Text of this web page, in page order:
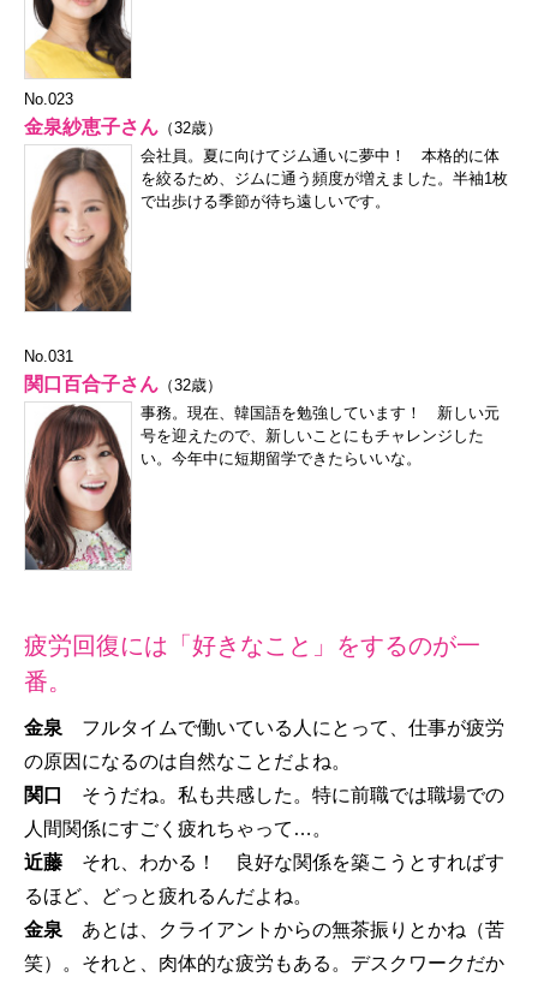
No.023
金泉紗恵子さん （32歳）
会社員。夏に向けてジム通いに夢中！ 本格的に体
を絞るため、ジムに通う頻度が増えました。半袖1枚
で出歩ける季節が待ち遠しいです。
No.031
関口百合子さん （32歳）
事務。現在、韓国語を勉強しています！ 新しい元
号を迎えたので、新しいことにもチャレンジした
い。今年中に短期留学できたらいいな。
疲労回復には「好きなこと」をするのが一
番。
金泉 フルタイムで働いている人にとって、仕事が疲労
の原因になるのは自然なことだよね。
関口 そうだね。私も共感した。特に前職では職場での
人間関係にすごく疲れちゃって…。
近藤 それ、わかる！ 良好な関係を築こうとすればす
るほど、どっと疲れるんだよね。
金泉 あとは、クライアントからの無茶振りとかね（苦
笑）。それと、肉体的な疲労もある。デスクワークだか